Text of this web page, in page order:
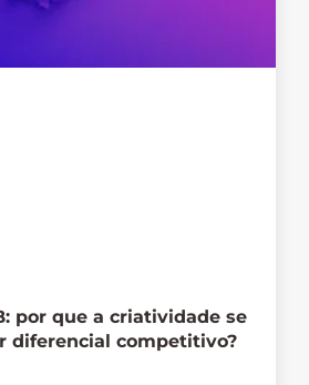
por que a criatividade se
diferencial competitivo?